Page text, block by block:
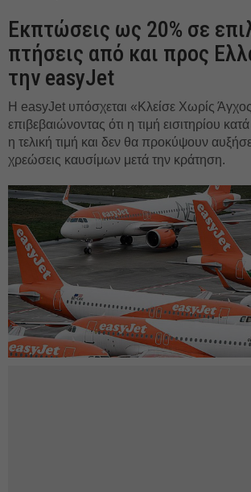
Εκπτώσεις ως 20% σε
πτήσεις από και προς
την easyJet
Η easyJet υπόσχεται «Κλείσε Χωρίς
επιβεβαιώνοντας ότι η τιμή εισιτηρίου
η τελική τιμή και δεν θα προκύψουν
χρεώσεις καυσίμων μετά την κράτηση.